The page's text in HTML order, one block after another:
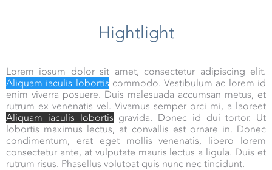
Hightlight
Lorem ipsum dolor sit amet, consectetur adipiscing elit.
Aliquam iaculis lobortis commodo. Vestibulum ac lorem id
enim viverra posuere. Duis malesuada accumsan metus, et
rutrum ex venenatis vel. Vivamus semper orci mi, a laoreet
Aliquam iaculis lobortis gravida. Donec id dui tortor. Ut
lobortis maximus lectus, at convallis est ornare in. Donec
condimentum, erat eget mollis venenatis, libero lorem
consectetur ante, at vulputate mauris lectus a ligula. Duis et
rutrum risus. Phasellus volutpat quis nunc nec tincidunt.